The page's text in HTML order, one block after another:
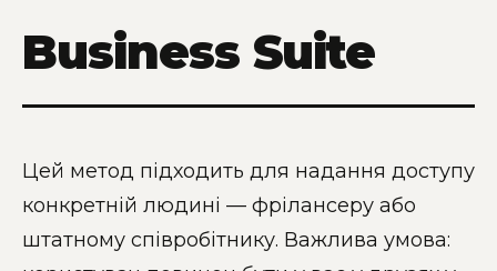
Business Suite
Цей метод підходить для надання доступу
конкретній людині — фрілансеру або
штатному співробітнику. Важлива умова: